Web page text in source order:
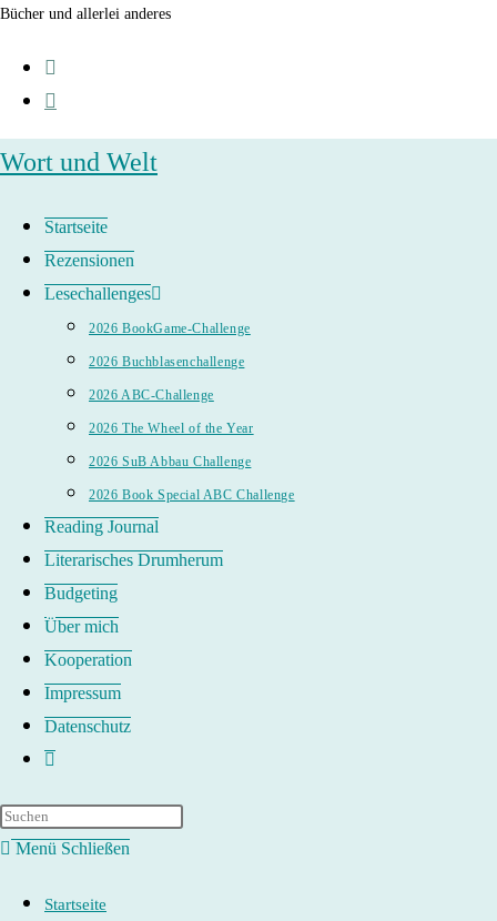
Zum
springen
Bücher und allerlei anderes
Wort und Welt
Startseite
Rezensionen
Lesechallenges
2026 BookGame-Challenge
2026 Buchblasenchallenge
2026 ABC-Challenge
2026 The Wheel of the Year
2026 SuB Abbau Challenge
2026 Book Special ABC Challenge
Reading Journal
Literarisches Drumherum
Budgeting
Über mich
Kooperation
Impressum
Datenschutz
Website-
umschalten
Menü Schließen
Startseite